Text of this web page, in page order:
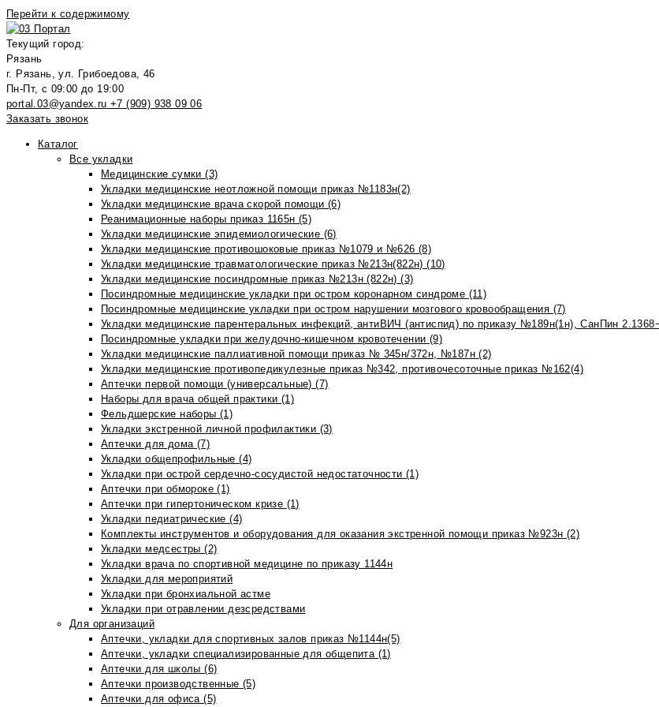
Перейти к содержимому
Текущий город:
Рязань
г. Рязань, ул. Грибоедова, 46
Пн-Пт, с 09:00 до 19:00
portal.03@yandex.ru +7 (909) 938 09 06
Заказать звонок
Каталог
Все укладки
Медицинские сумки (3)
Укладки медицинские неотложной помощи приказ №1183н(2)
Укладки медицинские врача скорой помощи (6)
Реанимационные наборы приказ 1165н (5)
Укладки медицинские эпидемиологические (6)
Укладки медицинские противошоковые приказ №1079 и №626 (8)
Укладки медицинские травматологические приказ №213н(822н) (10)
Укладки медицинские посиндромные приказ №213н (822н) (3)
Посиндромные медицинские укладки при остром коронарном синдроме (11)
Посиндромные медицинские укладки при остром нарушении мозгового кровообращения (7)
Укладки медицинские парентеральных инфекций, антиВИЧ (антиспид) по приказу №189н(1н), СанПин
Посиндромные укладки при желудочно-кишечном кровотечении (9)
Укладки медицинские паллиативной помощи приказ № 345н/372н, №187н (2)
Укладки медицинские противопедикулезные приказ №342, противочесоточные приказ №162(4)
Аптечки первой помощи (универсальные) (7)
Наборы для врача общей практики (1)
Фельдшерские наборы (1)
Укладки экстренной личной профилактики (3)
Аптечки для дома (7)
Укладки общепрофильные (4)
Укладки при острой сердечно-сосудистой недостаточности (1)
Аптечки при обмороке (1)
Аптечки при гипертоническом кризе (1)
Укладки педиатрические (4)
Комплекты инструментов и оборудования для оказания экстренной помощи приказ №923н (2)
Укладки медсестры (2)
Укладки врача по спортивной медицине по приказу 1144н
Укладки для мероприятий
Укладки при бронхиальной астме
Укладки при отравлении дезсредствами
Для организаций
Аптечки, укладки для спортивных залов приказ №1144н(5)
Аптечки, укладки специализированные для общепита (1)
Аптечки для школы (6)
Аптечки производственные (5)
Аптечки для офиса (5)